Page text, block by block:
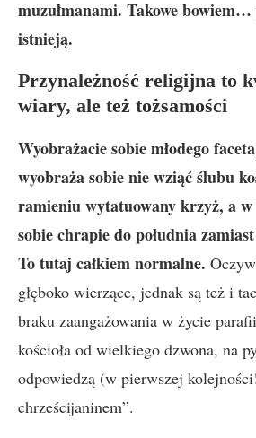
muzułmanami. Takowe
istnieją.
Przynależność religijna to
wiary, ale też tożsamości
Wyobrażacie sobie młodego
wyobraża sobie nie wziąć ślubu
ramieniu wytatuowany krzyż, a w
sobie chrapie do południa
To tutaj całkiem normalne.
głęboko wierzące, jednak są też i
braku zaangażowania w życie
kościoła od wielkiego dzwona, na
odpowiedzą (w pierwszej
chrześcijaninem”.